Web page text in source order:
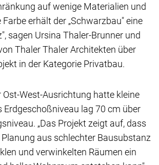
auf wenige Materialien und
erhält der „Schwarzbau" eine
sagen Ursina Thaler-Brunner und
Thaler Thaler Architekten über
in der Kategorie Privatbau.
Ost-West-Ausrichtung hatte kleine
Erdgeschoßniveau lag 70 cm über
„Das Projekt zeigt auf, dass
aus schlechter Bausubstanz
und verwinkelten Räumen ein